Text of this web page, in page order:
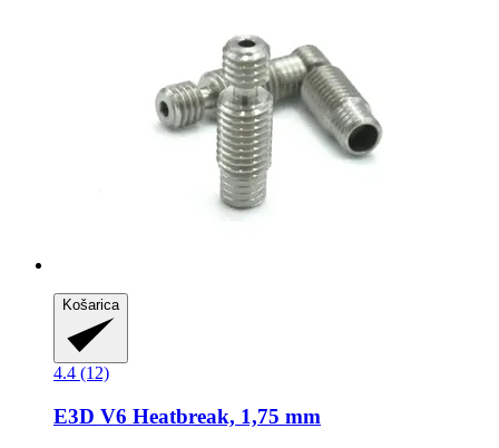
Košarica
4.4 (12)
E3D V6 Heatbreak, 1,75 mm